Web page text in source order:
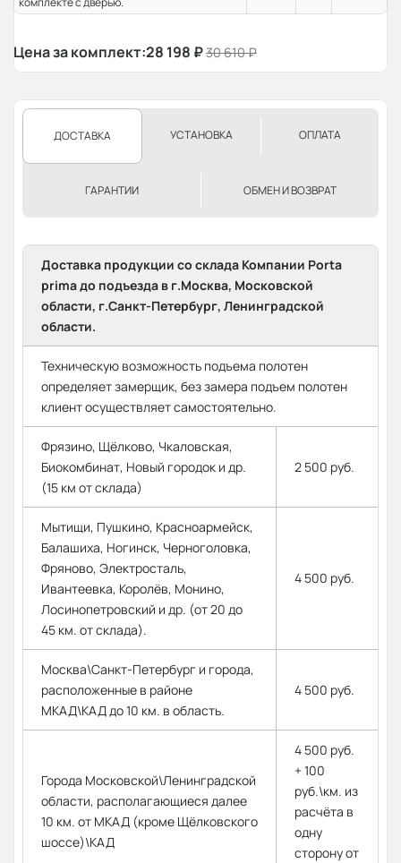
Цена за комплект:28 198 ₽30 610₽
ДОСТАВКА УСТАНОВКА ОПЛАТА
ГАРАНТИИ ОБМЕН И ВОЗВРАТ
Доставка продукции со склада Компании Porta
prima до подъезда в г.Москва, Московской
области, г.Санкт-Петербург, Ленинградской
области.
Техническую возможность подъема полотен
определяет замерщик, без замера подъем полотен
клиент осуществляет самостоятельно.
Фрязино, Щёлково, Чкаловская,
Биокомбинат, Новый городок и др.
(15 км от склада)
2 500 руб.
Мытищи, Пушкино, Красноармейск,
Балашиха, Ногинск, Черноголовка,
Фряново, Электросталь,
Ивантеевка, Королёв, Монино,
Лосинопетровский и др. (от 20 до
45 км. от склада).
4 500 руб.
Москва\Санкт-Петербург и города,
расположенные в районе
МКАД\КАД до 10 км. в область.
4 500 руб.
Города Московской\Ленинградской
области, располагающиеся далее
10 км. от МКАД (кроме Щёлковского
шоссе)\КАД
4 500 руб.
+ 100
руб.\км. из
расчёта в
одну
сторону от